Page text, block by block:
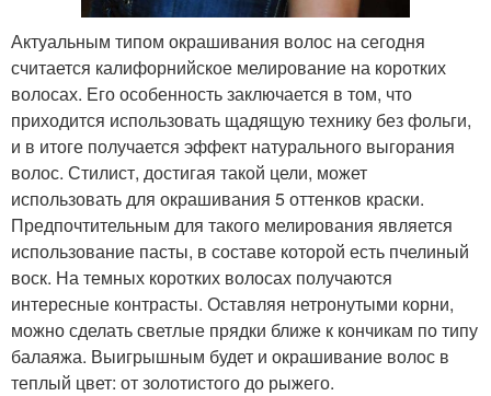
Актуальным типом окрашивания волос на сегодня
считается калифорнийское мелирование на коротких
волосах. Его особенность заключается в том, что
приходится использовать щадящую технику без фольги,
и в итоге получается эффект натурального выгорания
волос. Стилист, достигая такой цели, может
использовать для окрашивания 5 оттенков краски.
Предпочтительным для такого мелирования является
использование пасты, в составе которой есть пчелиный
воск. На темных коротких волосах получаются
интересные контрасты. Оставляя нетронутыми корни,
можно сделать светлые прядки ближе к кончикам по типу
балаяжа. Выигрышным будет и окрашивание волос в
теплый цвет: от золотистого до рыжего.